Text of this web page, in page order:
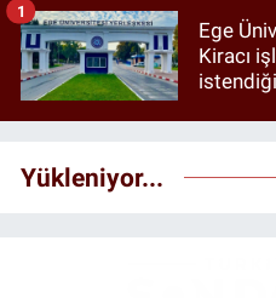
Ege
Kiracı
1
Yükleniyor...